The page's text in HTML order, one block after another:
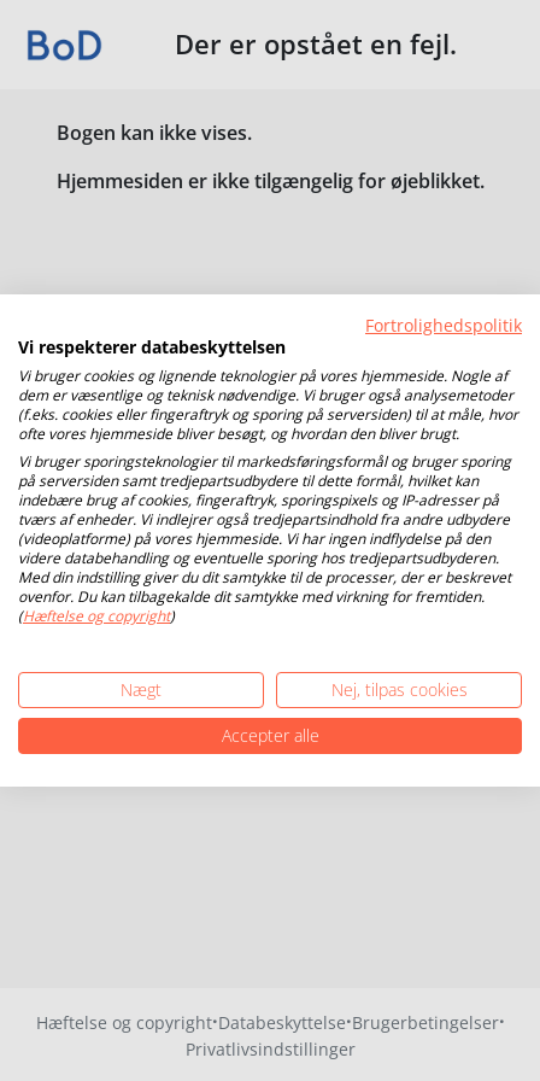
Der er opstået en fejl.
Bogen kan ikke vises.
Hjemmesiden er ikke tilgængelig for øjeblikket.
Hæftelse og copyright·Databeskyttelse·Brugerbetingelser·
Privatlivsindstillinger
Fortrolighedspolitik
Vi respekterer databeskyttelsen
Vi bruger cookies og lignende teknologier på vores hjemmeside. Nogle af
dem er væsentlige og teknisk nødvendige. Vi bruger også analysemetoder
(f.eks. cookies eller fingeraftryk og sporing på serversiden) til at måle, hvor
ofte vores hjemmeside bliver besøgt, og hvordan den bliver brugt.
Vi bruger sporingsteknologier til markedsføringsformål og bruger sporing
på serversiden samt tredjepartsudbydere til dette formål, hvilket kan
indebære brug af cookies, fingeraftryk, sporingspixels og IP-adresser på
tværs af enheder. Vi indlejrer også tredjepartsindhold fra andre udbydere
(videoplatforme) på vores hjemmeside. Vi har ingen indflydelse på den
videre databehandling og eventuelle sporing hos tredjepartsudbyderen.
Med din indstilling giver du dit samtykke til de processer, der er beskrevet
ovenfor. Du kan tilbagekalde dit samtykke med virkning for fremtiden.
(Hæftelse og copyright)
Nægt
Nej, tilpas cookies
Accepter alle